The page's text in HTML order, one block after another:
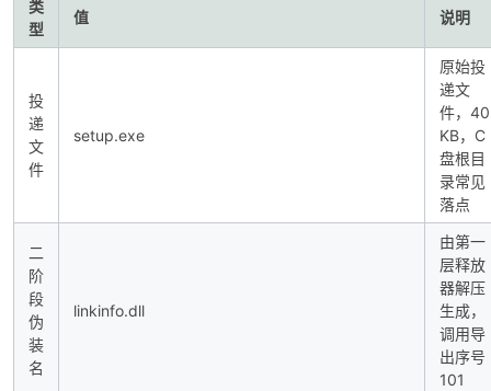
类
型
值 说明
投
递
文
件
setup.exe
原始投
递文
件，40
KB，C
盘根目
录常见
落点
二
阶
段
伪
装
名
linkinfo.dll
由第一
层释放
器解压
生成，
调用导
出序号
101